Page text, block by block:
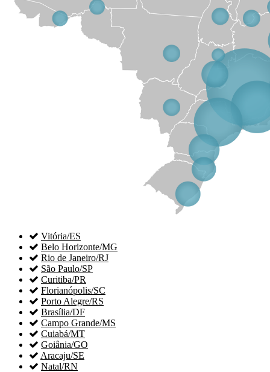
 Vitória/ES
 Belo Horizonte/MG
 Rio de Janeiro/RJ
 São Paulo/SP
 Curitiba/PR
 Florianópolis/SC
 Porto Alegre/RS
 Brasília/DF
 Campo Grande/MS
 Cuiabá/MT
 Goiânia/GO
 Aracaju/SE
 Natal/RN